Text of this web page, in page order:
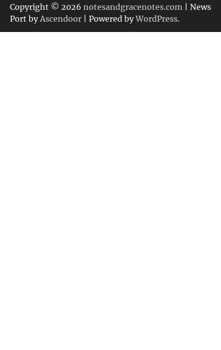
リ
ー
Copyright © 2026 notesandgracenotes.com | News
Port byAscendoor | Powered byWordPress.